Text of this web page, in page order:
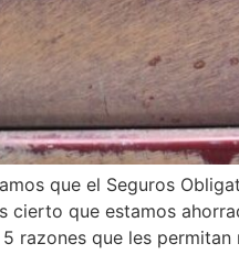
que el Seguros
que estamos
razones que les